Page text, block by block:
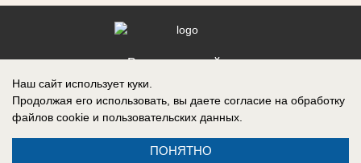
Реклама на сайте
Наш сайт использует куки.
Продолжая его использовать, вы даете согласие на обработку
файлов cookie и пользовательских данных.
ПОНЯТНО